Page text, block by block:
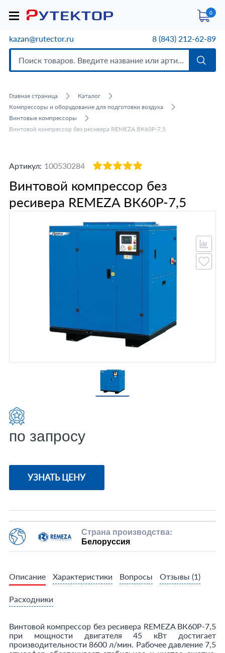
0
kazan@rutector.ru 8 (843) 212-62-89
Главная страница
Каталог
Компрессоры и оборудование для подготовки воздуха
Винтовые компрессоры
Винтовой компрессор без ресивера REMEZA ВК60Р-7,5
Артикул: 100530284
Винтовой компрессор без
ресивера REMEZA ВК60Р-7,5
по запросу
УЗНАТЬ ЦЕНУ
Страна производства:
Белоруссия
Описание Характеристики Вопросы Отзывы (1)
Расходники
Винтовой компрессор без ресивера REMEZA ВК60Р-7,5
при мощности двигателя 45 кВт достигает
производительности 8600 л/мин. Рабочее давление 7,5